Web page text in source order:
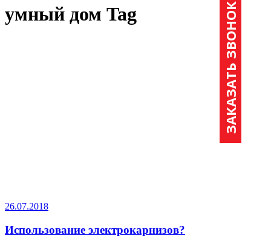
умный дом Tag
26.07.2018
Использование электрокарнизов?
ЗАКАЗАТЬ ЗВОНОК